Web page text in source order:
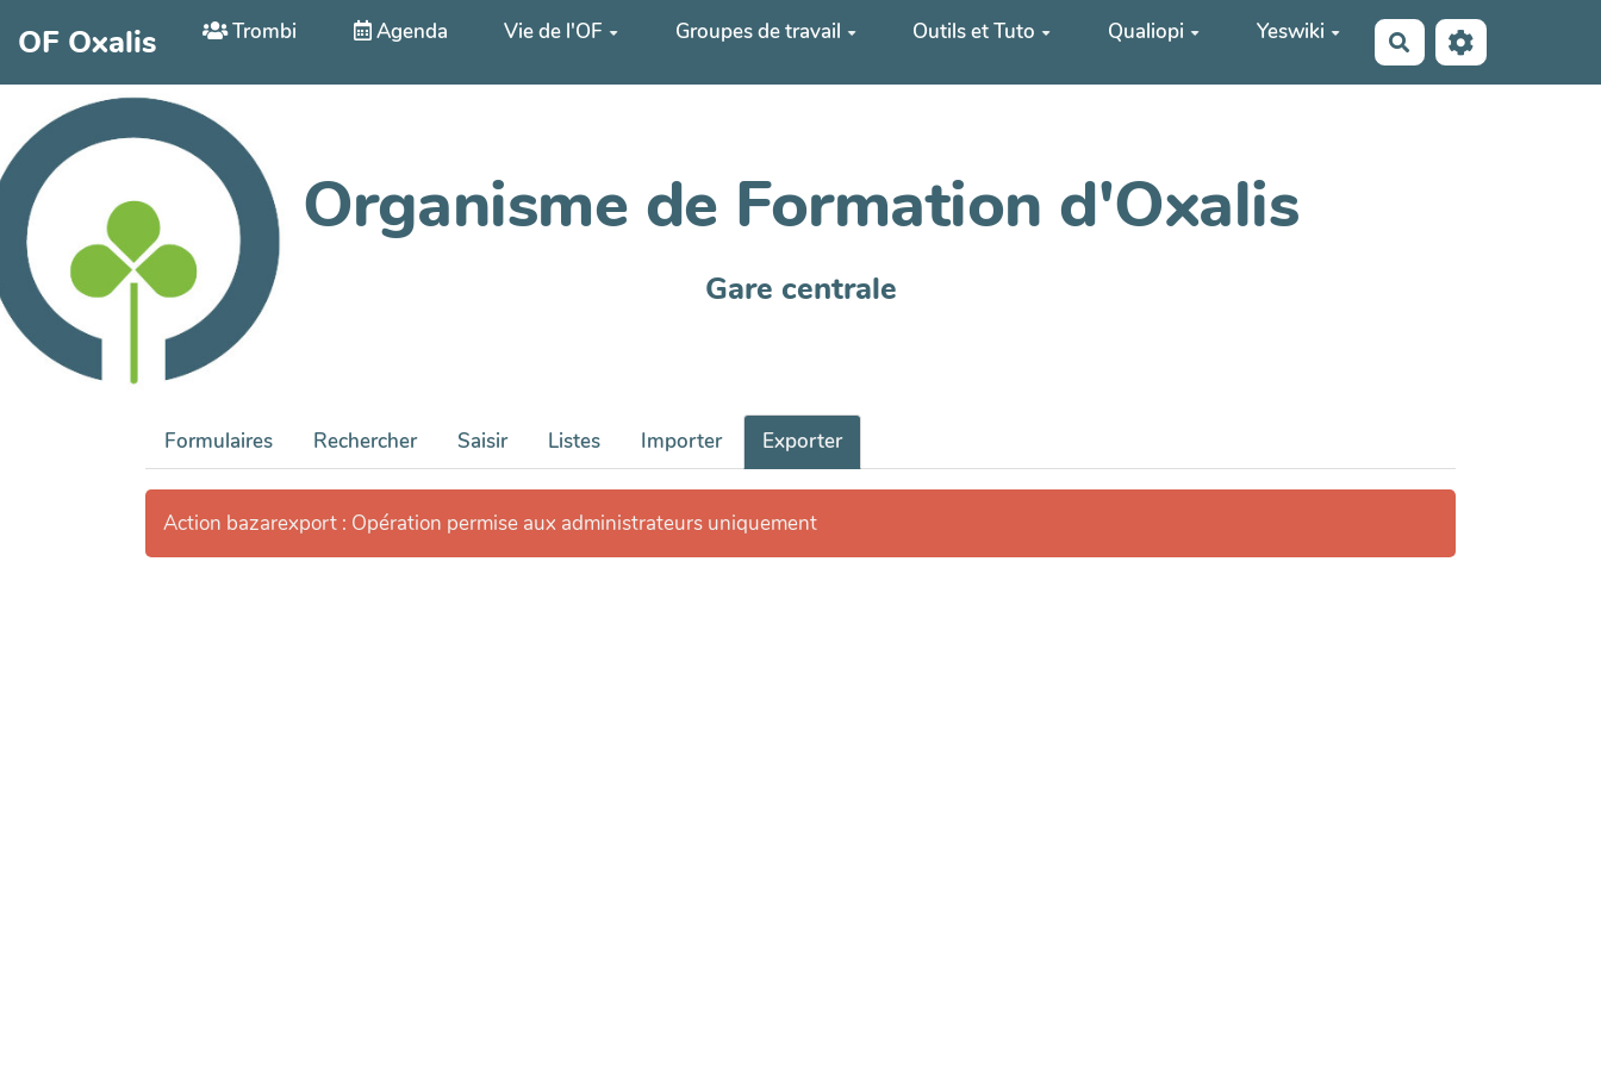
Aller au contenu principal
OF Oxalis Trombi Agenda Vie de l'OF Groupes de travail Outils et Tuto Qualiopi Yeswiki Rechercher
Organisme de Formation d'Oxalis
Gare centrale
Formulaires Rechercher Saisir Listes Importer Exporter
Action bazarexport : Opération permise aux administrateurs uniquement